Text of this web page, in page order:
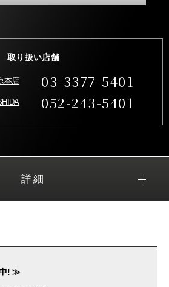
取り扱い店舗
本店 03-3377-5401
052-243-5401
詳細
! ≫